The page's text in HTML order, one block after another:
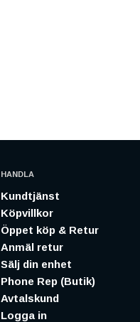
HANDLA
Kundtjänst
Köpvillkor
Öppet köp & Retur
Anmäl retur
Sälj din enhet
Phone Rep (Butik)
Avtalskund
Logga in